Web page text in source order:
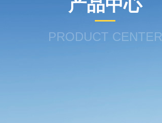
产品中心
PRODUCT CENTER